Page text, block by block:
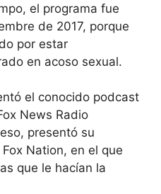
el programa fue
de 2017, porque
por estar
en acoso sexual.
el conocido podcast
News Radio
presentó su
Nation, en el que
que le hacían la